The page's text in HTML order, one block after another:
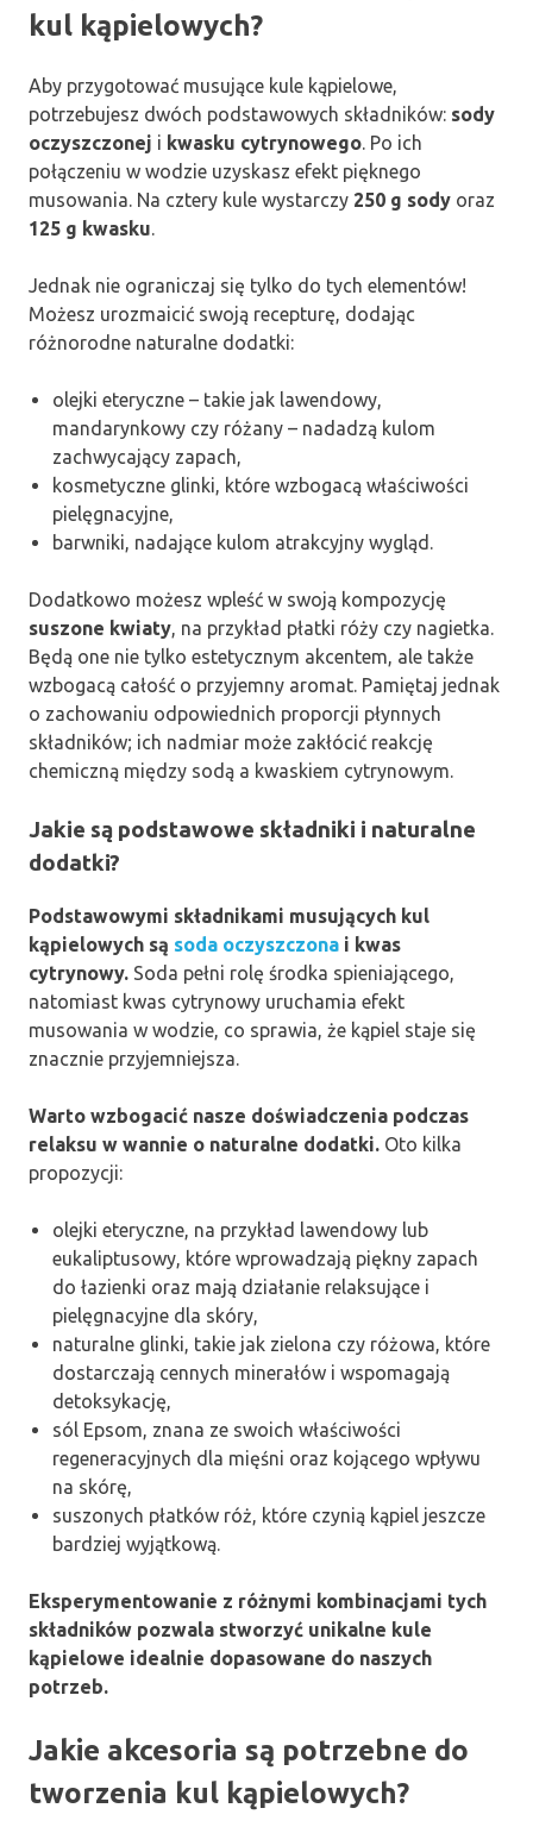
kul kąpielowych?
Aby przygotować musujące kule kąpielowe,
potrzebujesz dwóch podstawowych składników: sody
oczyszczonej i kwasku cytrynowego . Po ich
połączeniu w wodzie uzyskasz efekt pięknego
musowania. Na cztery kule wystarczy 250 g sody oraz
125 g kwasku
Jednak nie ograniczaj się tylko do tych elementów!
Możesz urozmaicić swoją recepturę, dodając
różnorodne naturalne dodatki:
olejki eteryczne – takie jak lawendowy,
mandarynkowy czy różany – nadadzą kulom
zachwycający zapach,
kosmetyczne glinki, które wzbogacą właściwości
pielęgnacyjne,
barwniki, nadające kulom atrakcyjny wygląd.
Dodatkowo możesz wpleść w swoją kompozycję
suszone kwiaty , na przykład płatki róży czy nagietka.
Będą one nie tylko estetycznym akcentem, ale także
wzbogacą całość o przyjemny aromat. Pamiętaj jednak
o zachowaniu odpowiednich proporcji płynnych
składników; ich nadmiar może zakłócić reakcję
chemiczną między sodą a kwaskiem cytrynowym.
Jakie są podstawowe składniki i naturalne
dodatki?
Podstawowymi składnikami musujących kul
kąpielowych są soda oczyszczona i kwas
cytrynowy. Soda pełni rolę środka spieniającego,
natomiast kwas cytrynowy uruchamia efekt
musowania w wodzie, co sprawia, że kąpiel staje się
znacznie przyjemniejsza.
Warto wzbogacić nasze doświadczenia podczas
relaksu w wannie o naturalne dodatki. Oto kilka
propozycji:
olejki eteryczne, na przykład lawendowy lub
eukaliptusowy, które wprowadzają piękny zapach
do łazienki oraz mają działanie relaksujące i
pielęgnacyjne dla skóry,
naturalne glinki, takie jak zielona czy różowa, które
dostarczają cennych minerałów i wspomagają
detoksykację,
sól Epsom, znana ze swoich właściwości
regeneracyjnych dla mięśni oraz kojącego wpływu
na skórę,
suszonych płatków róż, które czynią kąpiel jeszcze
bardziej wyjątkową.
Eksperymentowanie z różnymi kombinacjami tych
składników pozwala stworzyć unikalne kule
kąpielowe idealnie dopasowane do naszych
potrzeb.
Jakie akcesoria są potrzebne do
tworzenia kul kąpielowych?